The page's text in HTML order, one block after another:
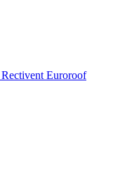
Rectivent Euroroof